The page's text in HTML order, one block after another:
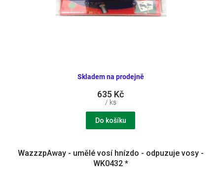
Skladem na prodejně
635 Kč
/ ks
Do košíku
WazzzpAway - umělé vosí hnízdo - odpuzuje vosy -
WK0432 *